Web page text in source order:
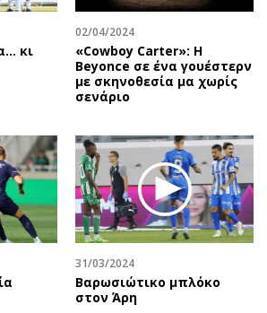
The Hill
Υγεία
Αγγελίες
Ενοικιάζονται
Ζητούν εργασία
Θέσεις εργασίας
Geek
Νέα
Social
Αυτοκίνηση
κι
02/04/2024
«Cowboy Carter»: H
Beyonce σε ένα γουέστερν
με σκηνοθεσία μα χωρίς
σενάριο
31/03/2024
Βαρωσιώτικο μπλόκο
στον Άρη